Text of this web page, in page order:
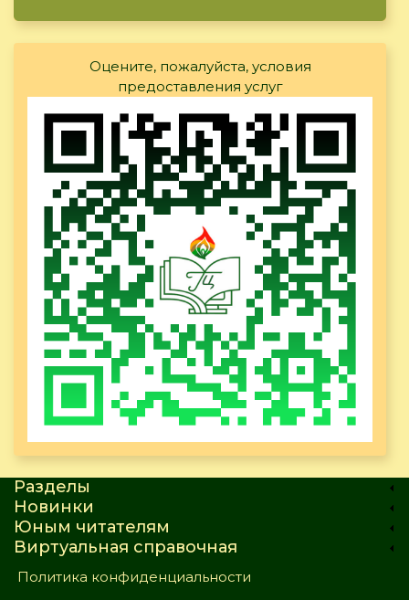
Оцените, пожалуйста, условия
предоставления услуг
Разделы
Новинки
Юным читателям
Виртуальная справочная
Политика конфиденциальности